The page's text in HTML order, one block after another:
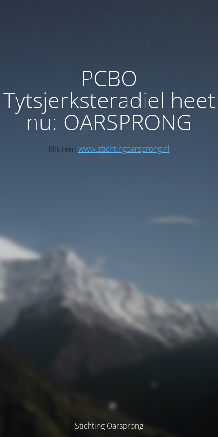
PCBO
Tytsjerksteradiel heet
nu: OARSPRONG
Klik hier: www.stichtingoarsprong.nl
Stichting Oarsprong